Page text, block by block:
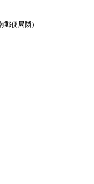
郵便局隣）